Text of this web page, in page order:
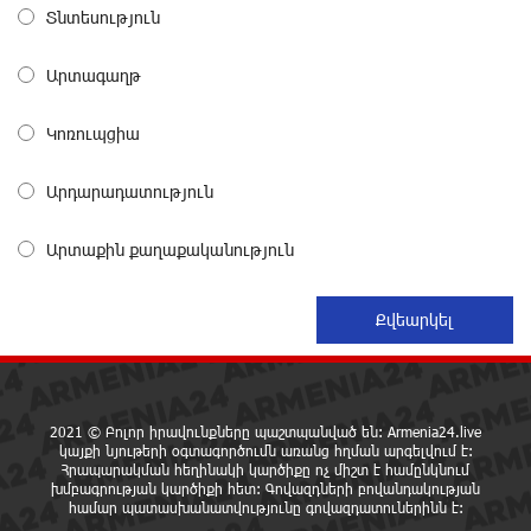
Հրդեհի ահազանգ Սայաթ-Նովա պողոտայում.
Ճապոնական Յակիշիմե կերամիկայի
1 օր առաջ
1 օր առաջ
Չհանե´ս խաչդ, Հայաստան աշխարհ․ Ուժեղ
Տնտեսություն
Արտագաղթ
Կոռուպցիա
Արդարադատություն
Արտաքին քաղաքականություն
2021 © Բոլոր իրավունքները պաշտպանված են: Armenia24.live
կայքի նյութերի օգտագործումն առանց հղման արգելվում է:
Հրապարակման հեղինակի կարծիքը ոչ միշտ է համընկնում
խմբագրության կարծիքի հետ: Գովազդների բովանդակության
համար պատասխանատվությունը գովազդատուներինն է: